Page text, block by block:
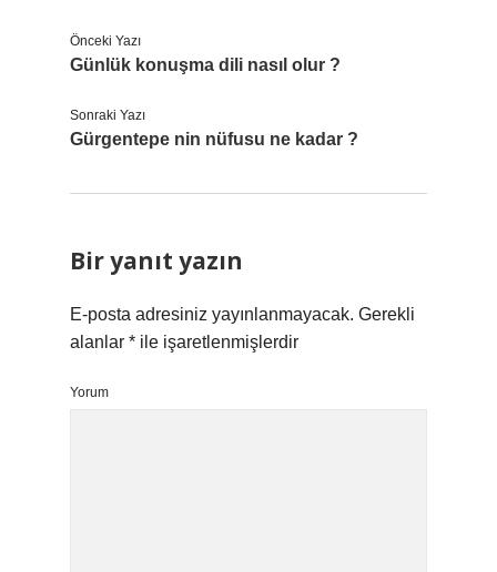
Önceki Yazı
Günlük konuşma dili nasıl olur ?
Sonraki Yazı
Gürgentepe nin nüfusu ne kadar ?
Bir yanıt yazın
E-posta adresiniz yayınlanmayacak. Gerekli
alanlar * ile işaretlenmişlerdir
Yorum